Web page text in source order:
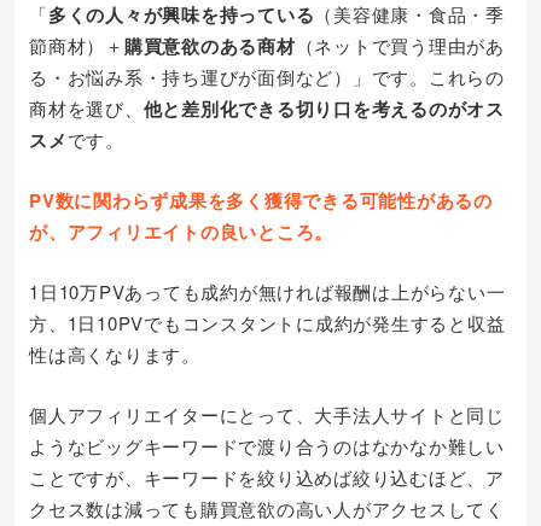
「多くの人々が興味を持っている （美容健康・食品・季
節商材）＋購買意欲のある商材（ネットで買う理由があ
る・お悩み系・持ち運びが面倒など）」です。これらの
商材を選び、 他と差別化できる切り口を考えるのがオス
スメです。
PV数に関わらず成果を多く獲得できる可能性があるの
が、アフィリエイトの良いところ。
1日10万PVあっても成約が無ければ報酬は上がらない一
方、1日10PVでもコンスタントに成約が発生すると収益
性は高くなります。
個人アフィリエイターにとって、大手法人サイトと同じ
ようなビッグキーワードで渡り合うのはなかなか難しい
ことですが、キーワードを絞り込めば絞り込むほど、ア
クセス数は減っても購買意欲の高い人がアクセスしてく